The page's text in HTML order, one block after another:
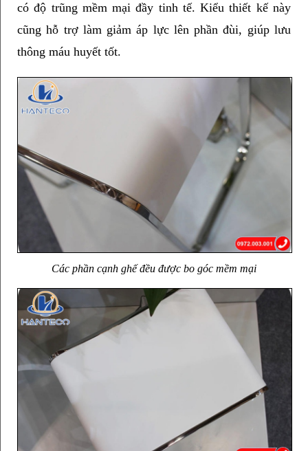
có độ trũng mềm mại đầy tinh tế. Kiểu thiết kế này
cũng hỗ trợ làm giảm áp lực lên phần đùi, giúp lưu
thông máu huyết tốt.
Các phần cạnh ghế đều được bo góc mềm mại